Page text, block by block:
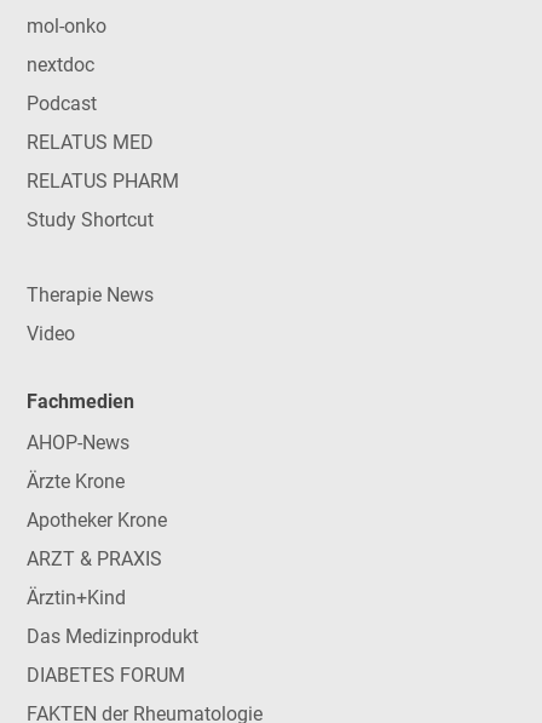
mol-onko
nextdoc
Podcast
RELATUS MED
RELATUS PHARM
Study Shortcut
Therapie News
Video
Fachmedien
AHOP-News
Ärzte Krone
Apotheker Krone
ARZT & PRAXIS
Ärztin+Kind
Das Medizinprodukt
DIABETES FORUM
FAKTEN der Rheumatologie